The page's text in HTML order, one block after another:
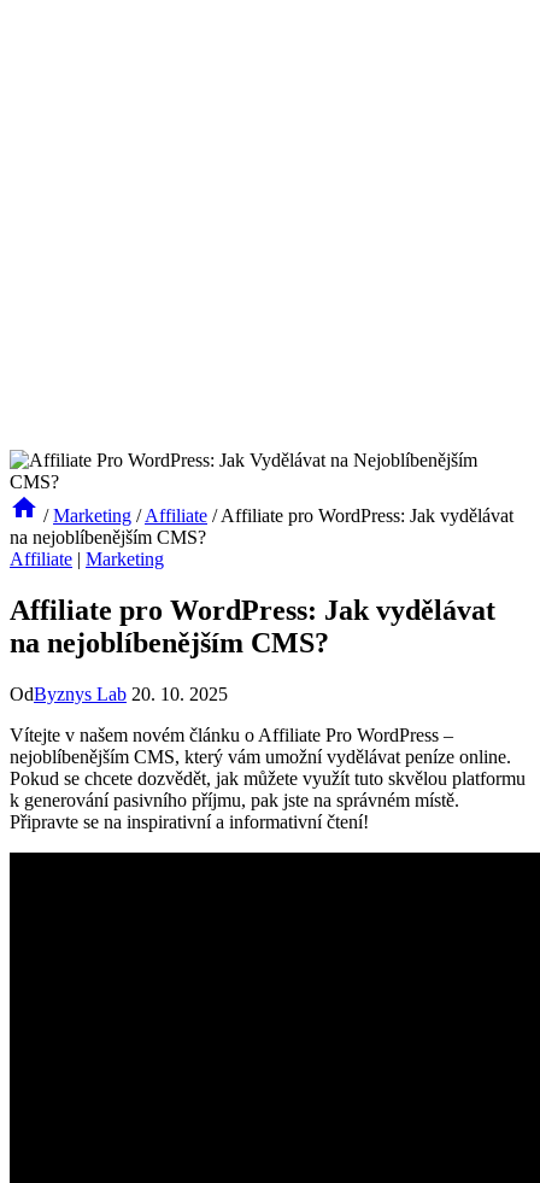
/ Marketing / Affiliate / Affiliate pro WordPress: Jak vydělávat
na nejoblíbenějším CMS?
Affiliate | Marketing
Affiliate pro WordPress: Jak vydělávat
na nejoblíbenějším CMS?
OdByznys Lab 20. 10. 2025
Vítejte v našem novém článku o Affiliate Pro WordPress –
nejoblíbenějším CMS, který vám umožní vydělávat peníze online.
Pokud se chcete dozvědět, jak můžete využít tuto skvělou platformu
k generování pasivního příjmu, pak jste na správném místě.
Připravte se na inspirativní a informativní čtení!